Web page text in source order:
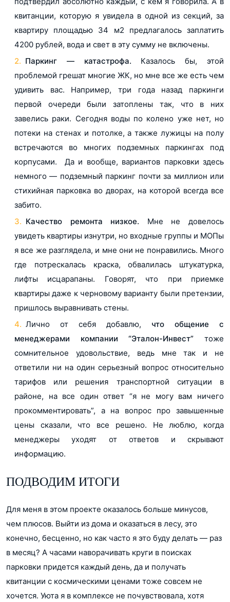
квитанции, которую я увидела в одной из секций, за
квартиру площадью 34 м2 предлагалось заплатить
4200 рублей, вода и свет в эту сумму не включены.
Паркинг — катастрофа. Казалось бы, этой
проблемой грешат многие ЖК, но мне все же есть чем
удивить вас. Например, три года назад паркинги
первой очереди были затоплены так, что в них
завелись раки. Сегодня воды по колено уже нет, но
потеки на стенах и потолке, а также лужицы на полу
встречаются во многих подземных паркингах под
корпусами. Да и вообще, вариантов парковки здесь
немного — подземный паркинг почти за миллион или
стихийная парковка во дворах, на которой всегда все
забито.
Качество ремонта низкое. Мне не довелось
увидеть квартиры изнутри, но входные группы и МОПы
я все же разглядела, и мне они не понравились. Много
где потрескалась краска, обвалилась штукатурка,
лифты исцарапаны. Говорят, что при приемке
квартиры даже к черновому варианту были претензии,
пришлось выравнивать стены.
Лично от себя добавлю, что общение с
менеджерами компании “Эталон-Инвест” тоже
сомнительное удовольствие, ведь мне так и не
ответили ни на один серьезный вопрос относительно
тарифов или решения транспортной ситуации в
районе, на все один ответ “я не могу вам ничего
прокомментировать”, а на вопрос про завышенные
цены сказали, что все решено. Не люблю, когда
менеджеры уходят от ответов и скрывают
информацию.
ПОДВОДИМ ИТОГИ
Для меня в этом проекте оказалось больше минусов,
чем плюсов. Выйти из дома и оказаться в лесу, это
конечно, бесценно, но как часто я это буду делать — раз
в месяц? А часами наворачивать круги в поисках
парковки придется каждый день, да и получать
квитанции с космическими ценами тоже совсем не
хочется. Уюта я в комплексе не почувствовала, хотя